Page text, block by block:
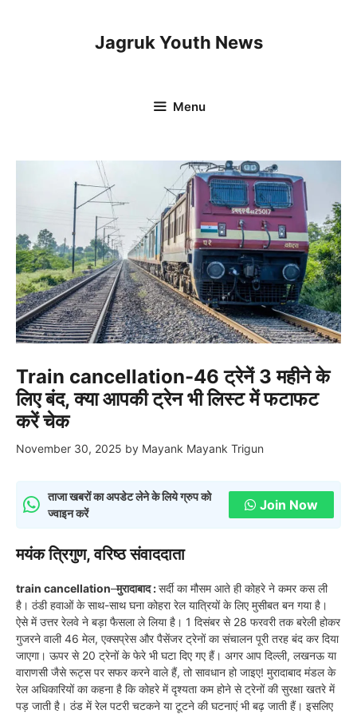
Jagruk Youth News
Menu
Train cancellation-46 ट्रेनें 3 महीने के
लिए बंद, क्या आपकी ट्रेन भी लिस्ट में फटाफट
करें चेक
November 30, 2025 by Mayank Mayank Trigun
ताजा खबरों का अपडेट लेने के लिये ग्रुप को
ज्वाइन करें
Join Now
मयंक त्रिगुण, वरिष्ठ संवाददाता
train cancellation–मुरादाबाद :सर्दी का मौसम आते ही कोहरे ने कमर कस ली
है। ठंडी हवाओं के साथ-साथ घना कोहरा रेल यात्रियों के लिए मुसीबत बन गया है।
ऐसे में उत्तर रेलवे ने बड़ा फैसला ले लिया है। 1 दिसंबर से 28 फरवरी तक बरेली होकर
गुजरने वाली 46 मेल, एक्सप्रेस और पैसेंजर ट्रेनों का संचालन पूरी तरह बंद कर दिया
जाएगा। ऊपर से 20 ट्रेनों के फेरे भी घटा दिए गए हैं। अगर आप दिल्ली, लखनऊ या
वाराणसी जैसे रूट्स पर सफर करने वाले हैं, तो सावधान हो जाइए! मुरादाबाद मंडल के
रेल अधिकारियों का कहना है कि कोहरे में दृश्यता कम होने से ट्रेनों की सुरक्षा खतरे में
पड़ जाती है। ठंड में रेल पटरी चटकने या टूटने की घटनाएं भी बढ़ जाती हैं। इसलिए